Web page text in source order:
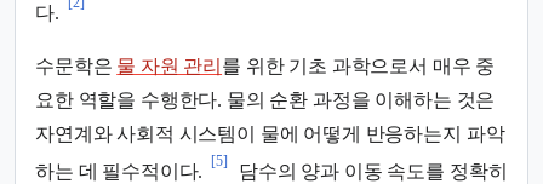
다.
수문학은 물 자원 관리 를 위한 기초 과학으로서 매우 중
요한 역할을 수행한다. 물의 순환 과정을 이해하는 것은
자연계와 사회적 시스템이 물에 어떻게 반응하는지 파악
하는 데 필수적이다.
[5]
담수의 양과 이동 속도를 정확히